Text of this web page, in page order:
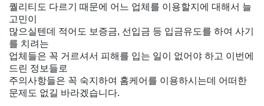
퀄리티도 다르기 때문에 어느 업체를 이용할지에 대해서 늘
고민이
많으실텐데 적어도 보증금, 선입금 등 입금유도를 하여 사기
를 치려는
업체들은 꼭 거르셔서 피해를 입는 일이 없어야 하고 이번에
드린 정보들로
주의사항들은 꼭 숙지하여 홈케어를 이용하시는데 어떠한
문제도 없길 바라겠습니다.